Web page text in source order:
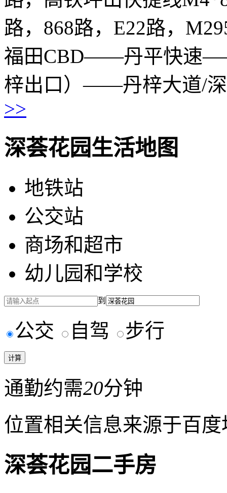
路，868路，E22路，
福田CBD——丹平快速
梓出口）——丹梓大道/
>>
深荟花园生活地图
地铁站
公交站
商场和超市
幼儿园和学校
到
公交 自驾 步行
通勤约需20分钟
位置相关信息来源于百
深荟花园二手房